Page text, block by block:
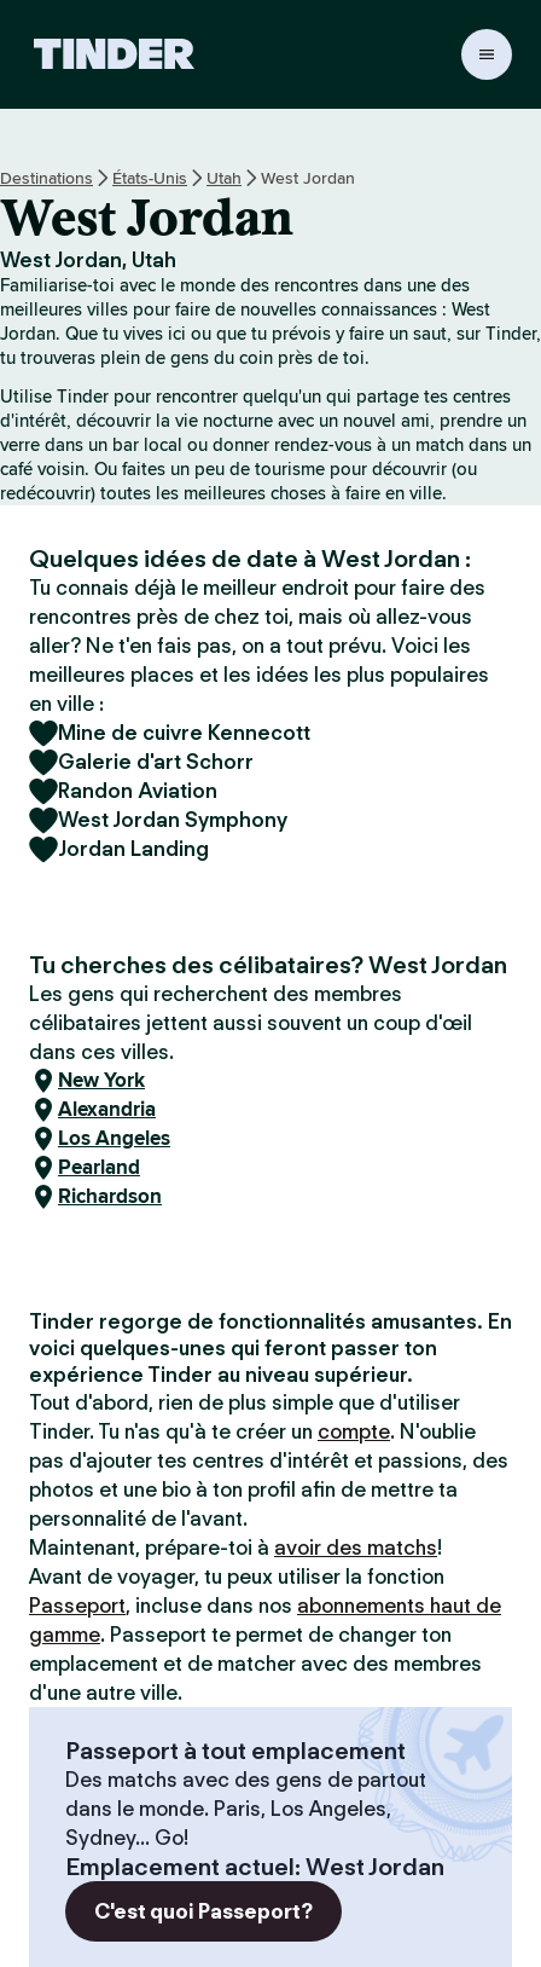
i
l
T
n
d
e
r
Destinations États-Unis Utah West Jordan
West Jordan
West Jordan, Utah
Familiarise-toi avec le monde des rencontres dans une des
meilleures villes pour faire de nouvelles connaissances : West
Jordan. Que tu vives ici ou que tu prévois y faire un saut, sur Tinder,
tu trouveras plein de gens du coin près de toi.
Utilise Tinder pour rencontrer quelqu'un qui partage tes centres
d'intérêt, découvrir la vie nocturne avec un nouvel ami, prendre un
verre dans un bar local ou donner rendez-vous à un match dans un
café voisin. Ou faites un peu de tourisme pour découvrir (ou
redécouvrir) toutes les meilleures choses à faire en ville.
Quelques idées de date à West Jordan :
Tu connais déjà le meilleur endroit pour faire des
rencontres près de chez toi, mais où allez-vous
aller? Ne t'en fais pas, on a tout prévu. Voici les
meilleures places et les idées les plus populaires
en ville :
Mine de cuivre Kennecott
Galerie d'art Schorr
Randon Aviation
West Jordan Symphony
Jordan Landing
Tu cherches des célibataires? West Jordan
Les gens qui recherchent des membres
célibataires jettent aussi souvent un coup d'œil
dans ces villes.
New York
Alexandria
Los Angeles
Pearland
Richardson
Tinder regorge de fonctionnalités amusantes. En
voici quelques-unes qui feront passer ton
expérience Tinder au niveau supérieur.
Tout d'abord, rien de plus simple que d'utiliser
Tinder. Tu n'as qu'à te créer un compte. N'oublie
pas d'ajouter tes centres d'intérêt et passions, des
photos et une bio à ton profil afin de mettre ta
personnalité de l'avant.
Maintenant, prépare-toi à avoir des matchs!
Avant de voyager, tu peux utiliser la fonction
Passeport, incluse dans nos abonnements haut de
gamme. Passeport te permet de changer ton
emplacement et de matcher avec des membres
d'une autre ville.
Passeport à tout emplacement
Des matchs avec des gens de partout
dans le monde. Paris, Los Angeles,
Sydney... Go!
Emplacement actuel: West Jordan
C'est quoi Passeport?